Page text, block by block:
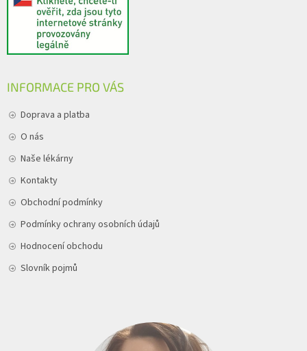
INFORMACE PRO VÁS
Doprava a platba
O nás
Naše lékárny
Kontakty
Obchodní podmínky
Podmínky ochrany osobních údajů
Hodnocení obchodu
Slovník pojmů